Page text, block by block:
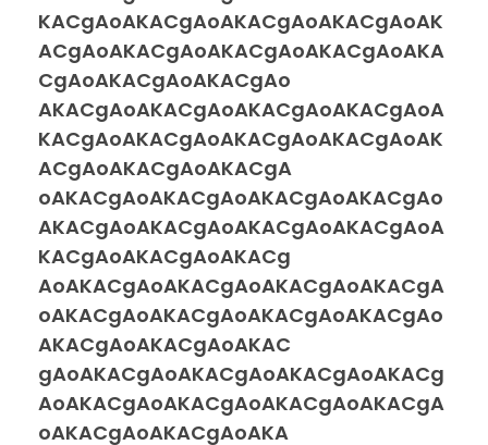
KACgAoAKACgAoAKACgAoAKACgAoAK
ACgAoAKACgAoAKACgAoAKACgAoAKA
CgAoAKACgAoAKACgAo
AKACgAoAKACgAoAKACgAoAKACgAoA
KACgAoAKACgAoAKACgAoAKACgAoAK
ACgAoAKACgAoAKACgA
oAKACgAoAKACgAoAKACgAoAKACgAo
AKACgAoAKACgAoAKACgAoAKACgAoA
KACgAoAKACgAoAKACg
AoAKACgAoAKACgAoAKACgAoAKACgA
oAKACgAoAKACgAoAKACgAoAKACgAo
AKACgAoAKACgAoAKAC
gAoAKACgAoAKACgAoAKACgAoAKACg
AoAKACgAoAKACgAoAKACgAoAKACgA
oAKACgAoAKACgAoAKA